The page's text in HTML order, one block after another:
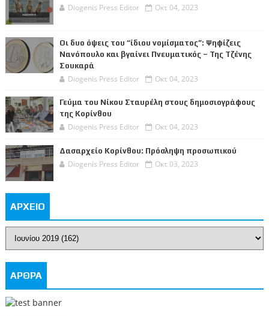
Diogenis Press Editor Οκτ 04, 2023
Οι δυο όψεις του “ίδιου νομίσματος”: Ψηφίζεις
Νανόπουλο και βγαίνει Πνευματικός – Της Τζένης
Σουκαρά
Diogenis Press Editor Οκτ 04, 2023
Γεύμα του Νίκου Σταυρέλη στους δημοσιογράφους
της Κορίνθου
Diogenis Press Editor Οκτ 04, 2023
Δασαρχείο Κορίνθου: Πρόσληψη προσωπικού
Diogenis Press Editor Οκτ 03, 2023
ΑΡΧΕΙΟ
ΑΡΘΡΑ